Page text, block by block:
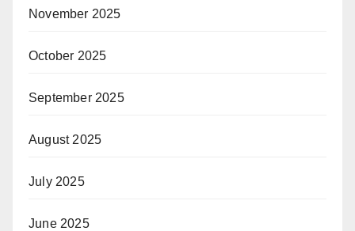
November 2025
October 2025
September 2025
August 2025
July 2025
June 2025